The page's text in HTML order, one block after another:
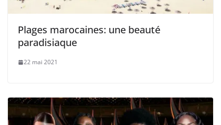
Plages marocaines: une beauté
paradisiaque
22 mai 2021